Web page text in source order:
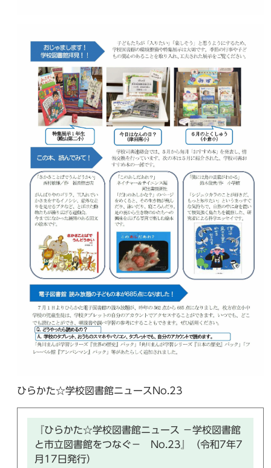
ひらかた☆学校図書館ニュースNo.23
『ひらかた☆学校図書館ニュース －学校図書館
と市立図書館をつなぐ－ No.23』（令和7年7
月17日発行）